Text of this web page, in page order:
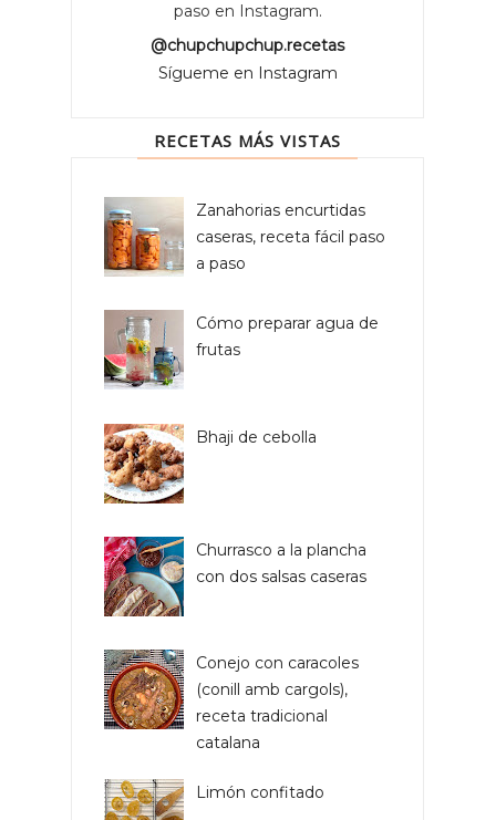
paso en Instagram.
@chupchupchup.recetas
Sígueme en Instagram
RECETAS MÁS VISTAS
Zanahorias encurtidas
caseras, receta fácil paso
a paso
Cómo preparar agua de
frutas
Bhaji de cebolla
Churrasco a la plancha
con dos salsas caseras
Conejo con caracoles
(conill amb cargols),
receta tradicional
catalana
Limón confitado